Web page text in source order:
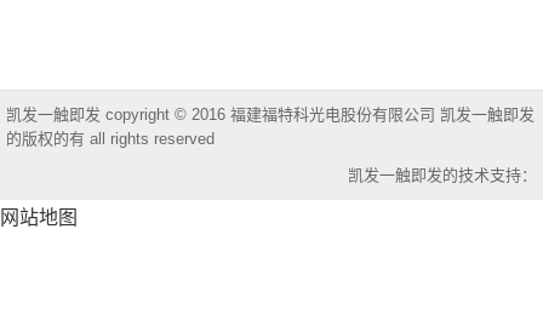
凯发一触即发 copyright © 2016 福建福特科光电股份有限公司 凯发一触即发
的版权的有 all rights reserved
凯发一触即发的技术支持：
网站地图